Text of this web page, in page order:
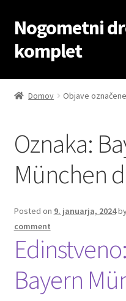
Skip
to
navigation
Skip
to
content
Nogometni
komplet
Domov
Kontaktiraj nas
Košarica
Moj račun
Trgovina
Zaključek nakupa
Domov Objave
Oznaka:
München
Posted on 9. januarja, 2024
comment
Bayern